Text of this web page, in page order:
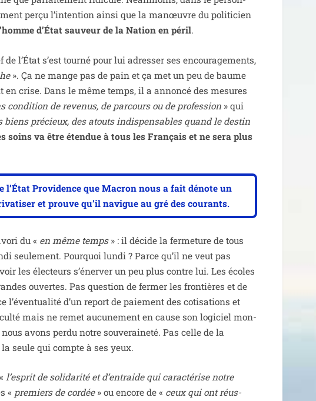
per­çu l’intention ain­si que la manœuvre du poli­ti­cien
d’État sau­veur de la Nation en péril.
l’État s’est tour­né pour lui adres­ser ses encou­ra­ge­ments,
». Ça ne mange pas de pain et ça met un peu de baume
crise. Dans le même temps, il a annon­cé des mesures
condi­tion de reve­nus, de par­cours ou de pro­fes­sion » qui
biens pré­cieux, des atouts indis­pen­sables quand le des­tin
soins va être éten­due à tous les Français et ne sera plus
l’État Providence que Macron nous a fait dénote un
et prouve qu’il navigue au gré des courants.
du « en même temps» : il décide la fer­me­ture de tous
seule­ment. Pourquoi lun­di ? Parce qu’il ne veut pas
les élec­teurs s’énerver un peu plus contre lui. Les écoles
ouvertes. Pas ques­tion de fer­mer les fron­tières et de
d’un report de paie­ment des coti­sa­tions et
mais ne remet aucu­ne­ment en cause son logi­ciel mon­
avons per­du notre sou­ve­rai­ne­té. Pas celle de la
seule qui compte à ses yeux.
l’esprit de soli­da­ri­té et d’entraide qui carac­té­rise notre
« pre­miers de cor­dée» ou encore de « ceux qui ont réus­